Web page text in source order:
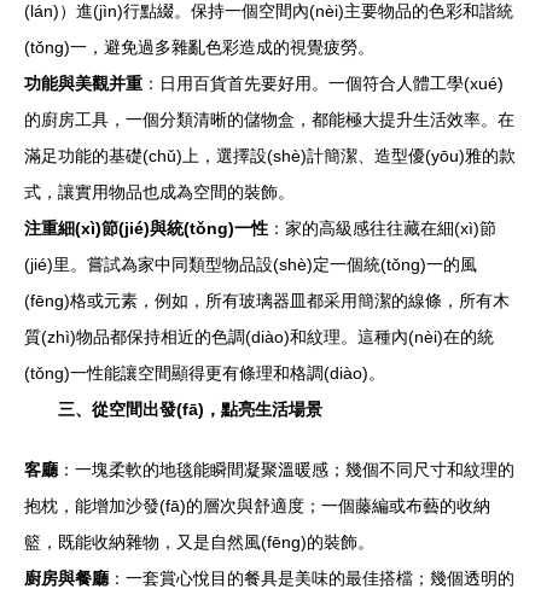
(lán)）進(jìn)行點綴。保持一個空間內(nèi)主要物品的色彩和諧統
(tǒng)一，避免過多雜亂色彩造成的視覺疲勞。
功能與美觀并重 ：日用百貨首先要好用。一個符合人體工學(xué)
的廚房工具，一個分類清晰的儲物盒，都能極大提升生活效率。在
滿足功能的基礎(chǔ)上，選擇設(shè)計簡潔、造型優(yōu)雅的款
式，讓實用物品也成為空間的裝飾。
注重細(xì)節(jié)與統(tǒng)一性 ：家的高級感往往藏在細(xì)節
(jié)里。嘗試為家中同類型物品設(shè)定一個統(tǒng)一的風
(fēng)格或元素，例如，所有玻璃器皿都采用簡潔的線條，所有木
質(zhì)物品都保持相近的色調(diào)和紋理。這種內(nèi)在的統
(tǒng)一性能讓空間顯得更有條理和格調(diào)。
三、從空間出發(fā)，點亮生活場景
客廳 ：一塊柔軟的地毯能瞬間凝聚溫暖感；幾個不同尺寸和紋理的
抱枕，能增加沙發(fā)的層次與舒適度；一個藤編或布藝的收納
籃，既能收納雜物，又是自然風(fēng)的裝飾。
廚房與餐廳 ：一套賞心悅目的餐具是美味的最佳搭檔；幾個透明的